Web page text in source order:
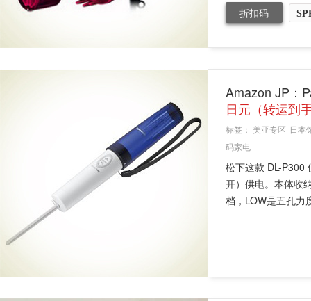
折扣码
Amazon JP：
日元（转运到
标签： 美亚专区 日本
码家电
松下这款 DL-P300
开）供电。本体收
档，LOW是五孔力